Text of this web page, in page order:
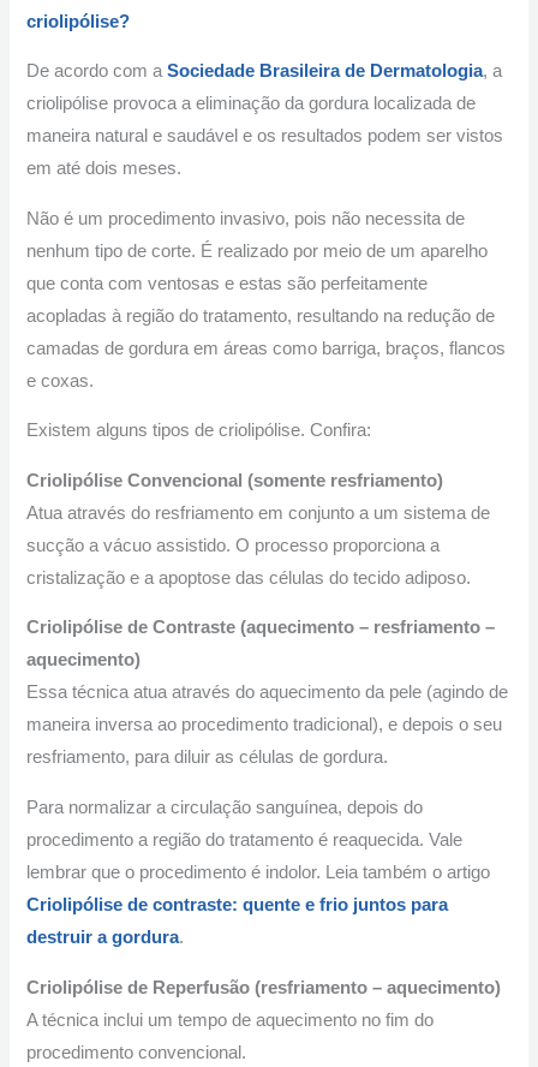
criolipólise?
De acordo com aSociedade Brasileira de Dermatologia, a
criolipólise provoca a eliminação da gordura localizada de
maneira natural e saudável e os resultados podem ser vistos
em até dois meses.
Não é um procedimento invasivo, pois não necessita de
nenhum tipo de corte. É realizado por meio de um aparelho
que conta com ventosas e estas são perfeitamente
acopladas à região do tratamento, resultando na redução de
camadas de gordura em áreas como barriga, braços, flancos
e coxas.
Existem alguns tipos de criolipólise. Confira:
Criolipólise Convencional (somente resfriamento)
Atua através do resfriamento em conjunto a um sistema de
sucção a vácuo assistido. O processo proporciona a
cristalização e a apoptose das células do tecido adiposo.
Criolipólise de Contraste (aquecimento – resfriamento –
aquecimento)
Essa técnica atua através do aquecimento da pele (agindo de
maneira inversa ao procedimento tradicional), e depois o seu
resfriamento, para diluir as células de gordura.
Para normalizar a circulação sanguínea, depois do
procedimento a região do tratamento é reaquecida. Vale
lembrar que o procedimento é indolor. Leia também o artigo
Criolipólise de contraste: quente e frio juntos para
destruir a gordura.
Criolipólise de Reperfusão (resfriamento – aquecimento)
A técnica inclui um tempo de aquecimento no fim do
procedimento convencional.